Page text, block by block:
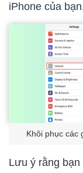
iPhone của
Khôi phục các
Lưu ý rằng